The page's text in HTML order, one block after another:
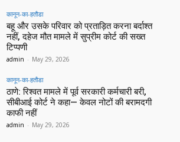
कानून-का-हतौडा
बहू और उसके परिवार को प्रताड़ित करना बर्दाश्त
नहीं, दहेज मौत मामले में सुप्रीम कोर्ट की सख्त
टिप्पणी
admin - May 29, 2026
कानून-का-हतौडा
ठाणे: रिश्वत मामले में पूर्व सरकारी कर्मचारी बरी,
सीबीआई कोर्ट ने कहा— केवल नोटों की बरामदगी
काफी नहीं
admin - May 29, 2026